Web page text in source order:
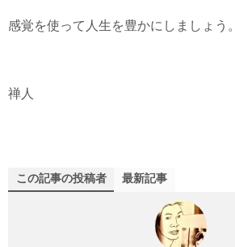
感覚を使って人生を豊かにしましょう。
禅人
この記事の投稿者 最新記事